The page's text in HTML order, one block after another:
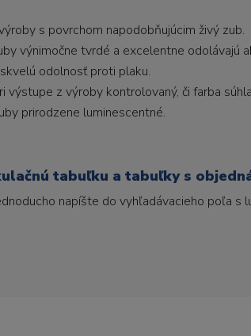
s povrchom napodobňujúcim živý zub.
výnimočne tvrdé a excelentne odolávajú
odolnosť proti plaku.
z výroby kontrolovaný, či farba
prirodzene luminescentné.
tabuľku a tabuľky s
napíšte do vyhľadávacieho poľa